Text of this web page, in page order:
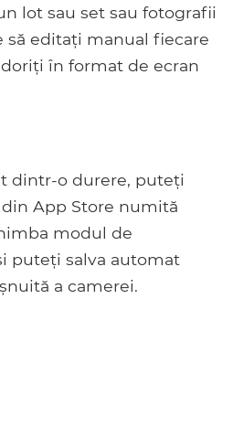
lot sau set sau fotografii
să editați manual fiecare
în format de ecran
dintr-o durere, puteți
App Store numită
modul de
puteți salva automat
a camerei.